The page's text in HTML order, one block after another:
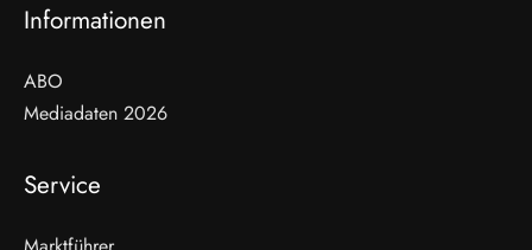
Informationen
ABO
Mediadaten 2026
Service